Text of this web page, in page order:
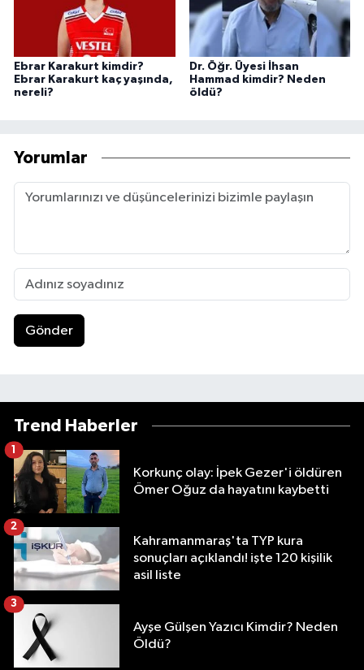
Ebrar Karakurt kimdir?
Ebrar Karakurt kaç yaşında,
nereli?
Dr. Öğr. Üyesi İhsan
Hammad kimdir? Neden
öldü?
Yorumlar
Gönder
Trend Haberler
Korkunç olay: İpek Gezer'i öldüren
Ömer Oğuz da hayatını kaybetti
1
Kahramanmaraş'ta TYP kura
sonuçları açıklandı! işte 120 kişilik
asil liste
2
Ayşe Gülşen Yazıcı Kimdir? Neden
Öldü?
3